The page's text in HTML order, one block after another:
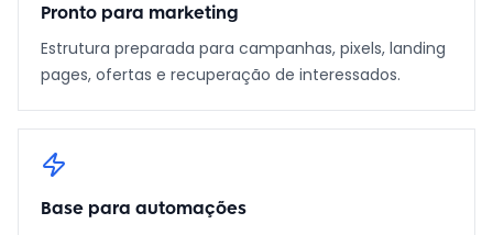
Pronto para marketing
Estrutura preparada para campanhas, pixels, landing
pages, ofertas e recuperação de interessados.
Base para automações